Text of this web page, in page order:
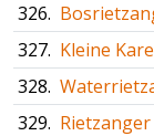
326.
327. Kleine
328.
329. Rietzanger